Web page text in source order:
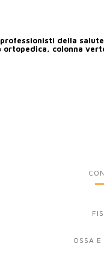
della
ortopedica, colonna
OSSA